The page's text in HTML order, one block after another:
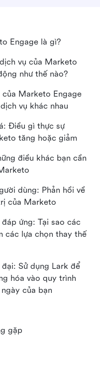
Engage là gì?
vụ của Marketo
như thế nào?
Marketo Engage
vụ khác nhau
Điều gì thực sự
tăng hoặc giảm
điều khác bạn cần
dùng: Phản hồi về
của Marketo
ứng: Tại sao các
các lựa chọn thay thế
Sử dụng Lark để
hóa vào quy trình
của bạn
gặp